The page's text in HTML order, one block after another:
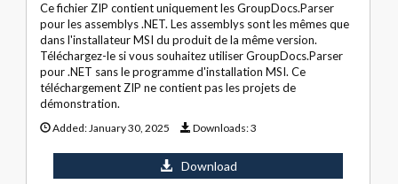
Ce fichier ZIP contient uniquement les GroupDocs.Parser
pour les assemblys .NET. Les assemblys sont les mêmes que
dans l'installateur MSI du produit de la même version.
Téléchargez-le si vous souhaitez utiliser GroupDocs.Parser
pour .NET sans le programme d'installation MSI. Ce
téléchargement ZIP ne contient pas les projets de
démonstration.
Added:January 30, 2025 Downloads:3
Download